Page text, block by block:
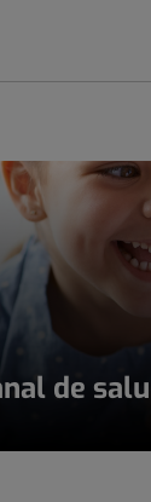
de